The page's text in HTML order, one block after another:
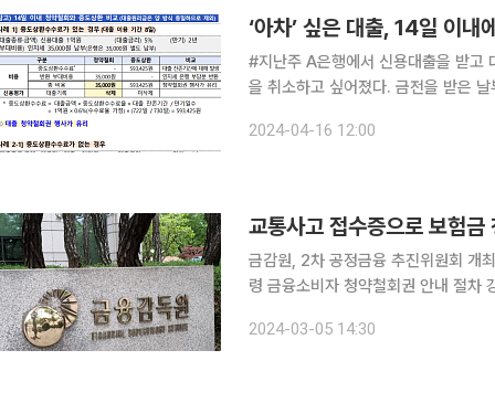
‘아차’ 싶은 대출, 14일 이내
#지난주 A은행에서 신용대출을 받고
을 취소하고 싶어졌다. 금전을 받은
2024-04-16 12:00
교통사고 접수증으로 보험
금감원, 2차 공정금융 추진위원회 개
령 금융소비자 청약철회권 안내 절차 강화 앞으로 자동차사고 발생 시 교통사고 접수증
2024-03-05 14:30